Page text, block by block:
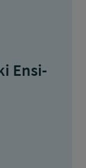
Ensi-